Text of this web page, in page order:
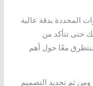
المحددة بدقة عالية
حتى تتأكد من
معًا حول أهم
ومن ثم تحديد التصميم